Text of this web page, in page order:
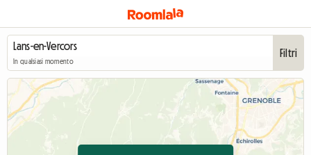
In qualsiasi momento
Filtri